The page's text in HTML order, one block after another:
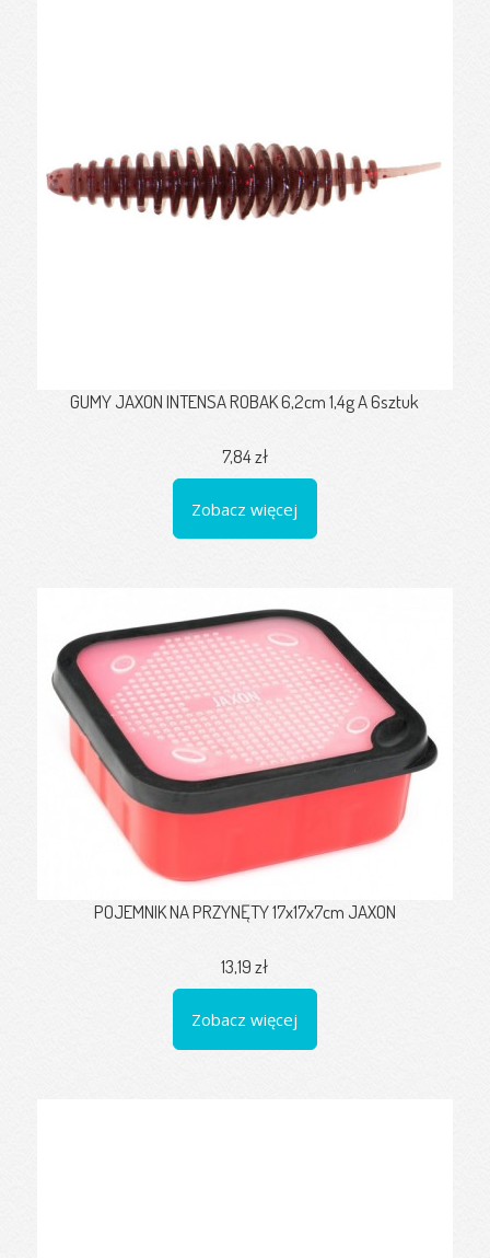
GUMY JAXON INTENSA ROBAK 6,2cm 1,4g A 6sztuk
7,84 zł
Zobacz więcej
POJEMNIK NA PRZYNĘTY 17x17x7cm JAXON
13,19 zł
Zobacz więcej